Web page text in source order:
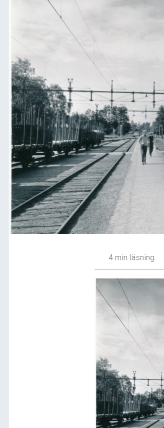
4 min läsning